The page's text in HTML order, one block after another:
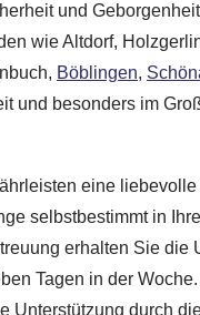
und
wie Altdorf,
Böblingen,
und besonders im
eine liebevolle
selbstbestimmt in
erhalten Sie die
Tagen in der
Unterstützung durch